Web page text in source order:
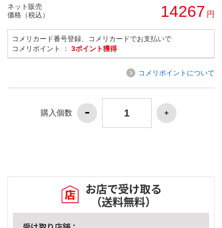
ネット販売
価格（税込）
14267 円
コメリカード番号登録、コメリカードでお支払いで
コメリポイント ： 3ポイント獲得
コメリポイントについて
購入個数
お店で受け取る
（送料無料）